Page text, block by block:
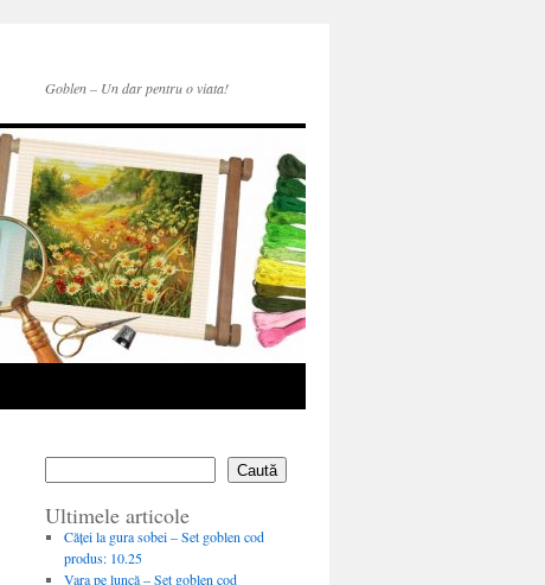
Goblen – Un dar pentru o viata!
Caută
Ultimele articole
Căţei la gura sobei – Set goblen cod
produs: 10.25
Vara pe luncă – Set goblen cod